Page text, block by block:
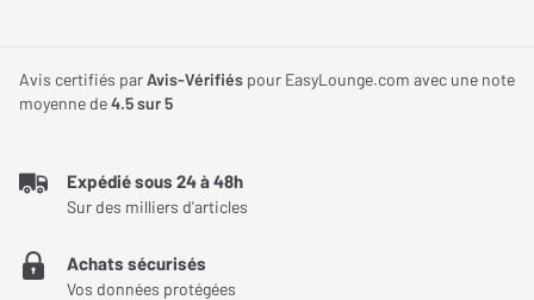
Avis certifiés parAvis-Vérifiés pour EasyLounge.com avec une note
moyenne de4.5sur 5
Expédié sous 24 à 48h
Sur des milliers d'articles
Achats sécurisés
Vos données protégées